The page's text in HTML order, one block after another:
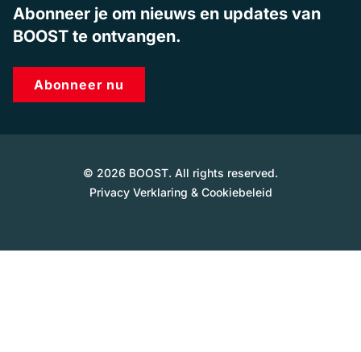
Abonneer je om nieuws en updates van
BOOST te ontvangen.
Abonneer nu
© 2026 BOOST. All rights reserved.
Privacy Verklaring & Cookiebeleid